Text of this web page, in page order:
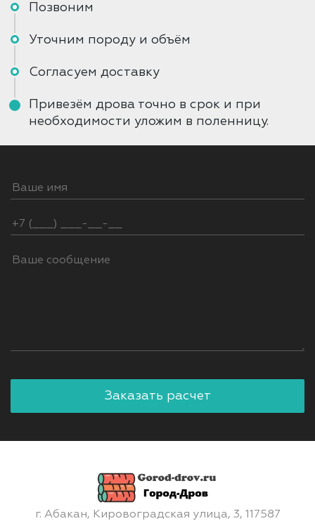
Позвоним
Уточним породу и объём
Согласуем доставку
Привезём дрова точно в срок и при
необходимости уложим в поленницу.
г. Абакан, Кировоградская улица, 3, 117587